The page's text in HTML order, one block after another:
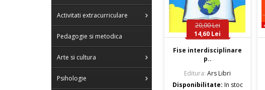
Activitati extracurriculare
Pedagogie si metodica
Arte si cultura
Psihologie
20,00 Lei
14,60 Lei
Fise interdisciplinare
p..
Editura: Ars Libri
Disponibilitate: In stoc